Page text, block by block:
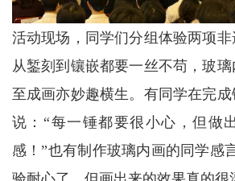
活动现场，同学们分组体验两项
从錾刻到镶嵌都要一丝不苟，玻
至成画亦妙趣横生。有同学在完
说：“每一锤都要很小心，但做
感！”也有制作玻璃内画的同学感